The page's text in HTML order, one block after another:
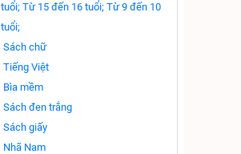
tuổi; Từ 15 đến 16 tuổi; Từ 9 đến 10
tuổi;
Sách chữ
Tiếng Việt
Bìa mềm
Sách đen trắng
Sách giấy
Nhã Nam